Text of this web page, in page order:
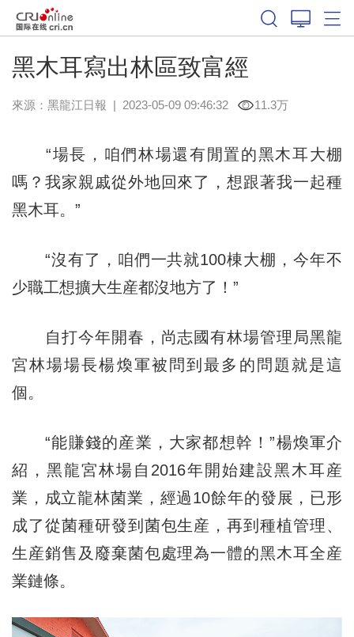
黑木耳寫出林區致富經
來源： 黑龍江日報 | 2023-05-09 09:46:32 11.3万
“場長，咱們林場還有閒置的黑木耳大棚
嗎？我家親戚從外地回來了，想跟著我一起種
黑木耳。”
“沒有了，咱們一共就100棟大棚，今年不
少職工想擴大生産都沒地方了！”
自打今年開春，尚志國有林場管理局黑龍
宮林場場長楊煥軍被問到最多的問題就是這
個。
“能賺錢的産業，大家都想幹！”楊煥軍介
紹，黑龍宮林場自2016年開始建設黑木耳産
業，成立龍林菌業，經過10餘年的發展，已形
成了從菌種研發到菌包生産，再到種植管理、
生産銷售及廢棄菌包處理為一體的黑木耳全産
業鏈條。